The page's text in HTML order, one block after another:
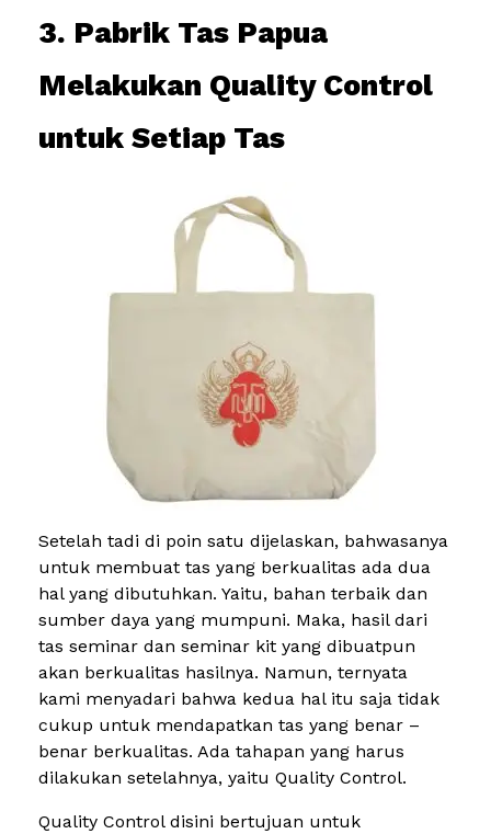
3. Pabrik Tas Papua
Melakukan Quality Control
untuk Setiap Tas
Setelah tadi di poin satu dijelaskan, bahwasanya
untuk membuat tas yang berkualitas ada dua
hal yang dibutuhkan. Yaitu, bahan terbaik dan
sumber daya yang mumpuni. Maka, hasil dari
tas seminar dan seminar kit yang dibuatpun
akan berkualitas hasilnya. Namun, ternyata
kami menyadari bahwa kedua hal itu saja tidak
cukup untuk mendapatkan tas yang benar –
benar berkualitas. Ada tahapan yang harus
dilakukan setelahnya, yaitu Quality Control.
Quality Control disini bertujuan untuk